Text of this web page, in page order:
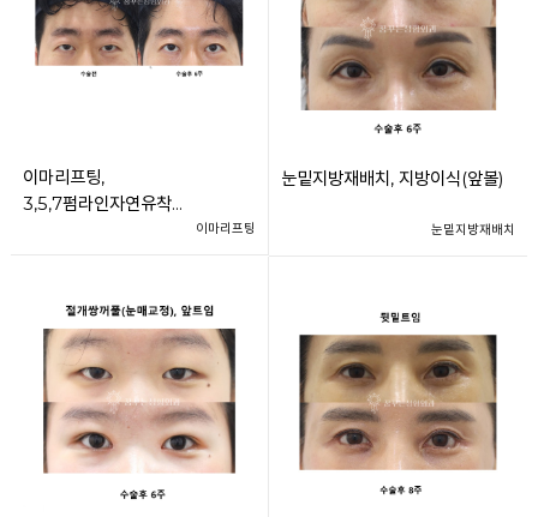
이마리프팅,
3,5,7펌라인자연유착
이마리프팅
눈밑지방재배치, 지방이식(앞볼)
눈밑지방재배치